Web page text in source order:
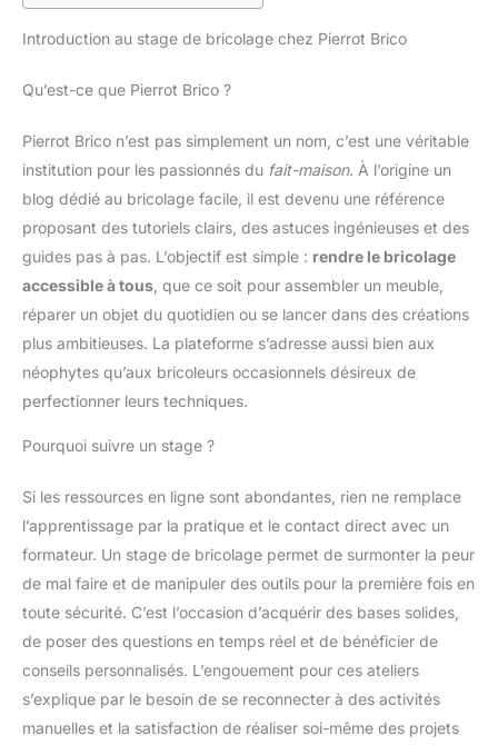
Introduction au stage de bricolage chez Pierrot Brico
Qu’est-ce que Pierrot Brico ?
Pierrot Brico n’est pas simplement un nom, c’est une véritable
institution pour les passionnés du fait-maison. À l’origine un
blog dédié au bricolage facile, il est devenu une référence
proposant des tutoriels clairs, des astuces ingénieuses et des
guides pas à pas. L’objectif est simple : rendre le bricolage
accessible à tous , que ce soit pour assembler un meuble,
réparer un objet du quotidien ou se lancer dans des créations
plus ambitieuses. La plateforme s’adresse aussi bien aux
néophytes qu’aux bricoleurs occasionnels désireux de
perfectionner leurs techniques.
Pourquoi suivre un stage ?
Si les ressources en ligne sont abondantes, rien ne remplace
l’apprentissage par la pratique et le contact direct avec un
formateur. Un stage de bricolage permet de surmonter la peur
de mal faire et de manipuler des outils pour la première fois en
toute sécurité. C’est l’occasion d’acquérir des bases solides,
de poser des questions en temps réel et de bénéficier de
conseils personnalisés. L’engouement pour ces ateliers
s’explique par le besoin de se reconnecter à des activités
manuelles et la satisfaction de réaliser soi-même des projets